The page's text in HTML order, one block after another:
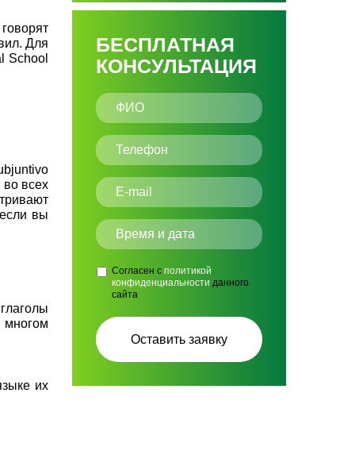
Для
School
во всех
вы
многом
их
БЕСПЛАТНАЯ
КОНСУЛЬТАЦИЯ
Согласен с политикой
конфиденциальности данного
сайта